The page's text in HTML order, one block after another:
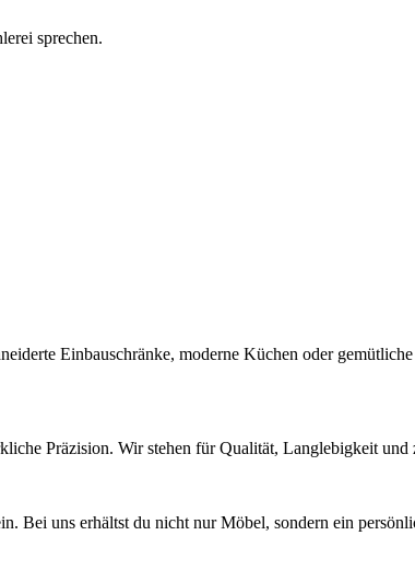
sprechen.
Einbauschränke, moderne Küchen oder
Präzision. Wir stehen für Qualität, Langlebigkeit und
Bei uns erhältst du nicht nur Möbel, sondern ein